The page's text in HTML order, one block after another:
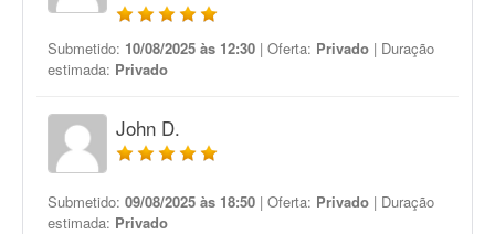
Submetido: 10/08/2025 às 12:30 | Oferta: Privado | Duração
estimada: Privado
John D.
Submetido: 09/08/2025 às 18:50 | Oferta: Privado | Duração
estimada: Privado